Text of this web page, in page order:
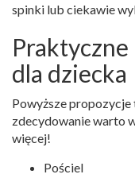
spinki lub ciekawie
dla dziecka
Powyższe
zdecydowanie warto
więcej!
Pościel